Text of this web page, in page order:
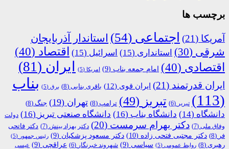
برچسب ها
آمریکا (21) اجتماعی (54)
استاندار آذربایجان
شرقی (30) استانداری (15) اسرائیل (15) اقتصاد (40)
اقتصادی (40) امام جمعه بناب (9) امریکا (5) ایران (81)
ایران قدرتمند (21) ایران قوی (12) باقری بنابی (8) برق (5)
بناب
(113)
تبریر (6) تبریز (49) ترامپ (8) تهران (19) جنگ (8)
دانشگاه (14) دانشگاه بناب (16) دانشگاه صنعتی تبریز (16)
دولت
وفاق ملی (7) دکتر بهرام سرمست (20) دکتر بهزاد بینش (7)
دکتر فاتحی
فر (8) دکتر مجتبی فتحی زاده (10) دکتر مسعود پزشکیان (9) رئیس جمهور (5)
رهبری (8) روابط عمومی (5) سیاسی (9) شهروند خبرنگار (6) عراقچی (9)
عیسی